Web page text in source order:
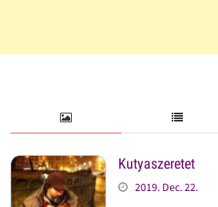
Kutyaszeretet
2019. Dec. 22.